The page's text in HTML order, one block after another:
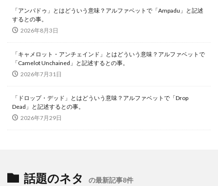
「アンパドゥ」とはどういう意味？アルファベットで「Ampadu」と記述
するとの事。
2026年8月3日
「キャメロット・アンチェインド」とはどういう意味？アルファベットで
「Camelot Unchained」と記述するとの事。
2026年7月31日
「ドロップ・デッド」とはどういう意味？アルファベットで「Drop
Dead」と記述するとの事。
2026年7月29日
話題のネタ の最新記事8件